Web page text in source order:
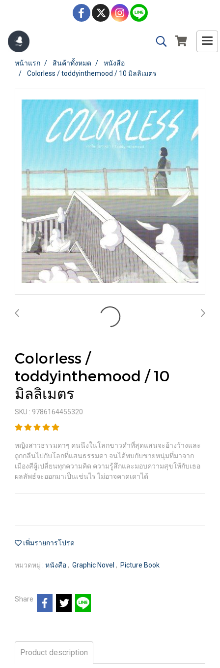
หน้าแรก สินค้าทั้งหมด
หนังสือ
Colorless / toddyinthemood / 10 มิลลิเมตร
Colorless /
toddyinthemood / 10
มิลลิเมตร
SKU : 9786164455320
หญิงสาวธรรมดาๆ คนนึงในโลกขาวดำที่สุดแสนจะอ้างว้างและ
ถูกกลืนไปกับโลกที่แสนธรรมดา จนได้พบกับชายหนุ่มที่มาจาก
เมืองสีผู้เปลี่ยนทุกความคิด ความรู้สึกและมอบความสุขให้กับเธอ
ผลลัพธ์จะออกมาเป็นเช่นไร ไม่อาจคาดเดาได้
เพิ่มรายการโปรด
หมวดหมู่ : หนังสือ , Graphic Novel , Picture Book
Share
Product description